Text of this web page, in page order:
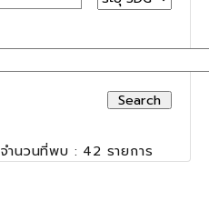
จำนวนที่พบ : 42 รายการ